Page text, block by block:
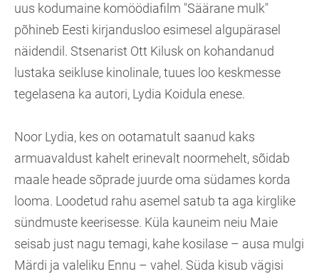
uus kodumaine komöödiafilm "Säärane mulk"
põhineb Eesti kirjandusloo esimesel algupärasel
näidendil. Stsenarist Ott Kilusk on kohandanud
lustaka seikluse kinolinale, tuues loo keskmesse
tegelasena ka autori, Lydia Koidula enese.
Noor Lydia, kes on ootamatult saanud kaks
armuavaldust kahelt erinevalt noormehelt, sõidab
maale heade sõprade juurde oma südames korda
looma. Loodetud rahu asemel satub ta aga kirglike
sündmuste keerisesse. Küla kauneim neiu Maie
seisab just nagu temagi, kahe kosilase – ausa mulgi
Märdi ja valeliku Ennu – vahel. Süda kisub vägisi